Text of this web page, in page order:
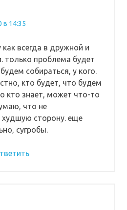
в 14:35
всегда в дружной и
только проблема будет
собираться, у кого.
кто будет, что будем
кто знает, может что-то
что не
худшую сторону. еще
сугробы.